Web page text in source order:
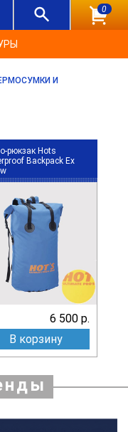
0
И
рюкзак Hots
Backpack Ex
6 500 р.
В корзину